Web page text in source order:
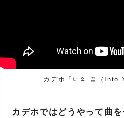
カデホ「너의 꿈（Into
カデホではどうやって曲